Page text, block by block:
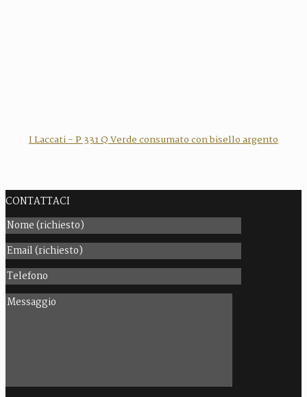
I Laccati - P 331 Q Verde consumato con bisello argento
CONTATTACI